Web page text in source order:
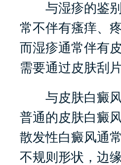
与湿疹的鉴别
常不伴有瘙痒、
而湿疹通常伴有
需要通过皮肤刮
与皮肤白癜风
普通的皮肤白癜
散发性白癜风通
不规则形状，边